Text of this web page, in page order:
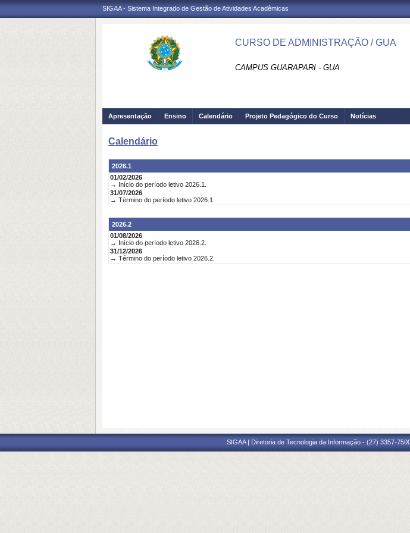
SIGAA - Sistema Integrado de Gestão de Atividades Acadêmicas
CURSO DE ADMINISTRAÇÃO / GUA
CAMPUS GUARAPARI - GUA
Apresentação Ensino Calendário Projeto Pedagógico do Curso Notícias
Calendário
2026.1
01/02/2026
→ Início do período letivo 2026.1.
31/07/2026
→ Término do período letivo 2026.1.
2026.2
01/08/2026
→ Início do período letivo 2026.2.
31/12/2026
→ Término do período letivo 2026.2.
SIGAA | Diretoria de Tecnologia da Informação - (27) 3357-